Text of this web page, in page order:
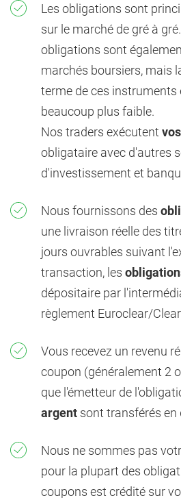
Les obligations sont
sur le marché de gré à
obligations sont
marchés boursiers, mais
terme de ces instruments
beaucoup plus faible.
Nos traders exécutent
obligataire avec d'autres
d'investissement et
Nous fournissons des
une livraison réelle des
jours ouvrables suivant
transaction, les
dépositaire par
règlement Euroclear/
Vous recevez un revenu
coupon (généralement 2
que l'émetteur de
argent sont transférés en
Nous ne sommes pas
pour la plupart des
coupons est crédité sur